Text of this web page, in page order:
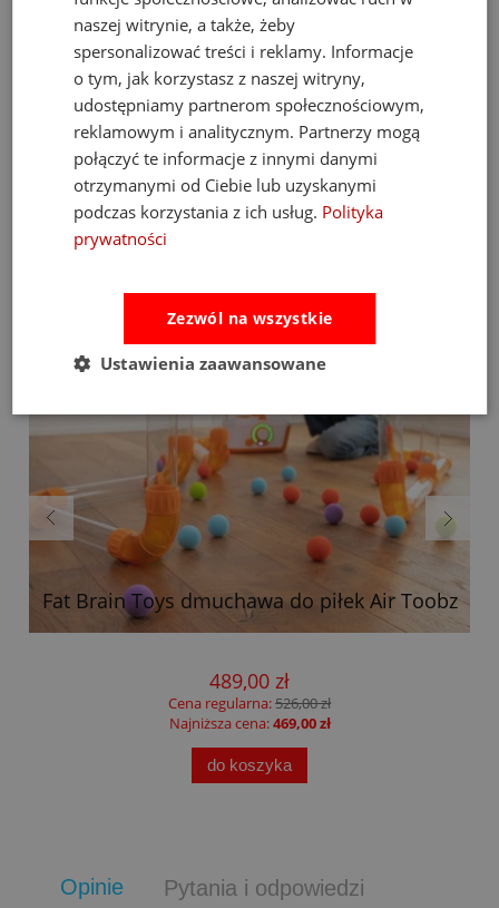
3. Czy 3-latek poradzi sobie z wagą 6,2 kg? Tak.Ta waga
zapewnia stabilność pojazdu, co jest ważne przy nauce równowagi.
Rowerek nie "ucieka" spod dziecka, a środek ciężkości jest
osadzony nisko, ułatwiając kontrolę nad pojazdem.
Podaruj swojemu dziecku bilet do świata aktywnej przygody
– wybierz klasyczny rowerek Janod Bikloon Vintage!
Bestsellery
Fat Brain Toys dmuchawa do piłek Air Toobz
489,00 zł
Cena regularna:526,00 zł
Najniższa cena:469,00 zł
do koszyka
Opinie Pytania i odpowiedzi
naszej witrynie, a także, żeby
spersonalizować treści i reklamy. Informacje
o tym, jak korzystasz z naszej witryny,
udostępniamy partnerom społecznościowym,
reklamowym i analitycznym. Partnerzy mogą
połączyć te informacje z innymi danymi
otrzymanymi od Ciebie lub uzyskanymi
podczas korzystania z ich usług. Polityka
prywatności
Zezwól na wszystkie
Ustawienia zaawansowane